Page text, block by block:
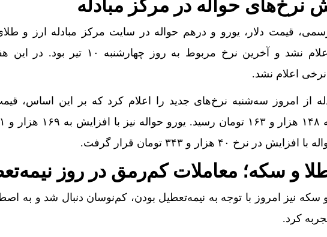
گرمای شدید پروازها را مختل کرد؛ لهستان در بالاترین سطح
قیمت گوسفند زنده 30 درصد کاهش یافت؛ گوشت ارزان نشد
اتصال ریلی کرمانشاه به بغداد افق تازه‌ای برای غرب کشور
قیمت طلا و سکه امروز چهارشنبه 14مرداد/ کاهش همه قیمت ها + جدول و جزئیات
قیمت طلای 18عیار امروز چهارشنبه 14مرداد/ افزایش قیمت + جدول
قیمت طلای 18عیار امروز 14مرداد 1405/ افزایش قیمت + جدول و جزئیات
دلارهای خانگی به بانک‌ها می‌روند؟/ رونمایی از ابزار جدید ارزی
نرخ‌های حواله در مرکز مبادله
قیمت دلار، یورو و درهم حواله در سایت مرکز مبادله ارز و
پنج‌شنبه اعلام نشد و آخرین نرخ مربوط به روز
اعلام نشد.
از امروز سه‌شنبه نرخ‌های جدید را اعلام کرد که بر این اساس،
در نرخ ۴۰ هزار و ۳۴۳ تومان قرار گرفت.
طلا و سکه؛ معاملات کم‌رمق در روز
و سکه نیز امروز با توجه به نیمه‌تعطیل بودن، کم‌نوسان دنبال شد و به
کرد.